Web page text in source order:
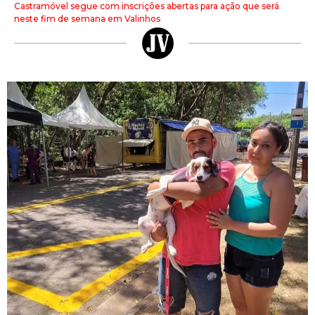
Castramóvel segue com inscrições abertas para ação que será
neste fim de semana em Valinhos